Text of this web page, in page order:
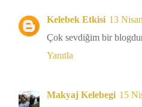
Kelebek Etkisi 13
Çok sevdiğim bir
Yanıtla
Makyaj Kelebegi 15